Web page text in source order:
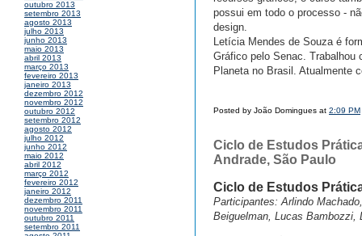
outubro 2013
setembro 2013
agosto 2013
julho 2013
junho 2013
maio 2013
abril 2013
março 2013
fevereiro 2013
janeiro 2013
dezembro 2012
novembro 2012
outubro 2012
setembro 2012
agosto 2012
julho 2012
junho 2012
maio 2012
abril 2012
março 2012
fevereiro 2012
janeiro 2012
dezembro 2011
novembro 2011
outubro 2011
setembro 2011
possui em todo o processo -
design.
Letícia Mendes de Souza é
Gráfico pelo Senac. Trabalhou
Planeta no Brasil. Atualmente
Posted by João Domingues at 2:09 PM
Ciclo de Estudos
Andrade, São Paulo
Ciclo de Estudos
Participantes: Arlindo
Beiguelman, Lucas